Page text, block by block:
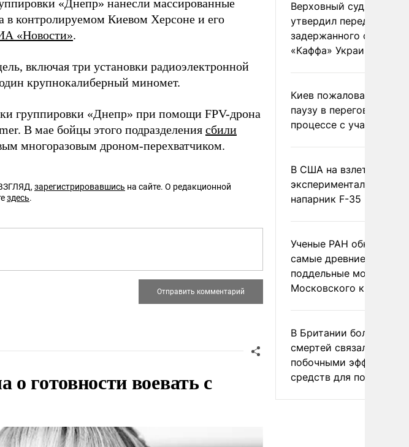
«Днепр» нанесли массированные
в контролируемом Киевом Херсоне и его
«Новости».
включая три установки радиоэлектронной
крупнокалиберный миномет.
группировки «Днепр» при помощи FPV-дрона
В мае бойцы этого подразделения сбили
многоразовым дроном-перехватчиком.
зарегистрировавшись на сайте. О редакционной
здесь.
готовности воевать с
Верховный суд Швеции
утвердил передачу
задержанного
«Каффа» Украине
Киев пожаловался на
паузу в переговорном
процессе с участием
В США на взлете
экспериментальный
напарник F-35
Ученые РАН
самые древние
поддельные монеты
Московского
В Британии более ста
смертей связали с
побочными эффектами
средств для похудения